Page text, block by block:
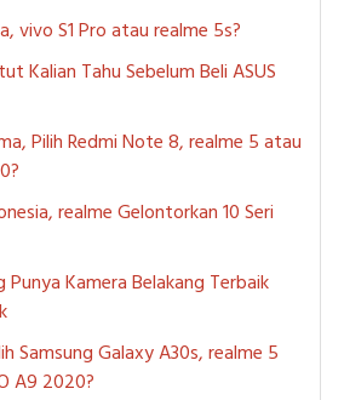
vivo S1 Pro atau realme 5s?
Kalian Tahu Sebelum Beli ASUS
Pilih Redmi Note 8, realme 5 atau
realme Gelontorkan 10 Seri
Punya Kamera Belakang Terbaik
Samsung Galaxy A30s, realme 5
A9 2020?